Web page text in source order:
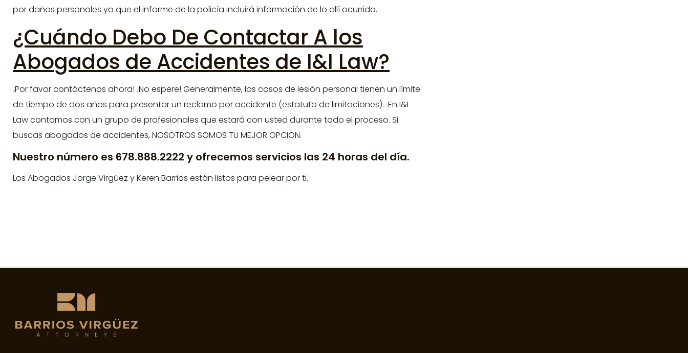
por daños personales ya que el informe de la policía incluirá información de lo allí ocurrido.
¿Cuándo Debo De Contactar A los
Abogados de Accidentes de I&I Law?
¡Por favor contáctenos ahora! ¡No espere! Generalmente, los casos de lesión personal tienen un límite
de tiempo de dos años para presentar un reclamo por accidente (estatuto de limitaciones). En I&I
Law contamos con un grupo de profesionales que estará con usted durante todo el proceso. Si
buscas abogados de accidentes, NOSOTROS SOMOS TU MEJOR OPCION.
Nuestro número es 678.888.2222 y ofrecemos servicios las 24 horas del día.
Los Abogados Jorge Virgüez y Keren Barrios están listos para pelear por ti.